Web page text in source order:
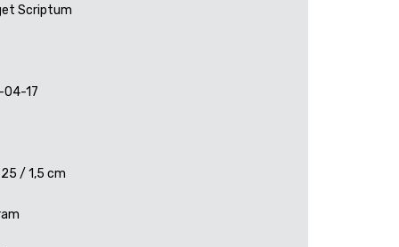
Scriptum
17
/ 1,5 cm